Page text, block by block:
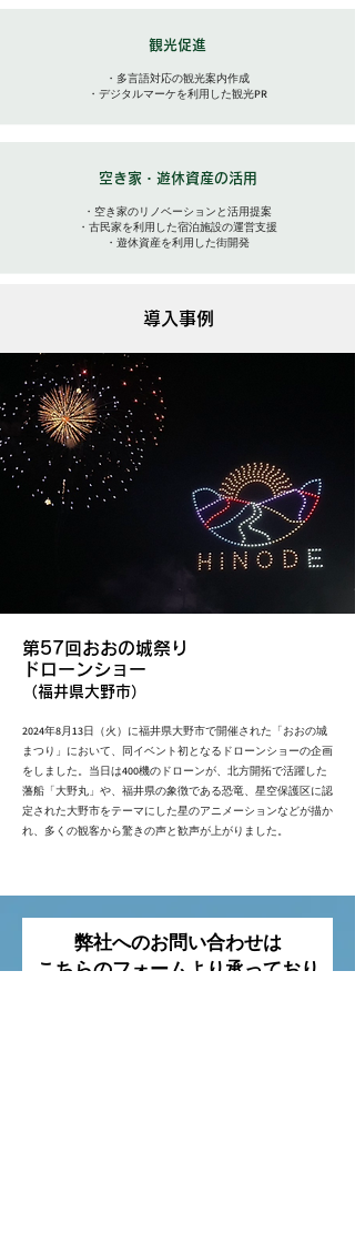
観光促進
・多言語対応の観光案内作成
・デジタルマーケを利用した観光PR
空き家・遊休資産の活用
・空き家のリノベーションと活用提案
・古民家を利用した宿泊施設の運営支援
・遊休資産を利用した街開発
導入事例
第57回おおの城祭り
ドローンショー
（福井県大野市）
2024年8月13日（火）に福井県大野市で開催された「おおの城
まつり」において、同イベント初となるドローンショーの企画
をしました。当日は400機のドローンが、北方開拓で活躍した
藩船「大野丸」や、福井県の象徴である恐竜、星空保護区に認
定された大野市をテーマにした星のアニメーションなどが描か
れ、多くの観客から驚きの声と歓声が上がりました。
弊社へのお問い合わせは
こちらのフォームより承っており